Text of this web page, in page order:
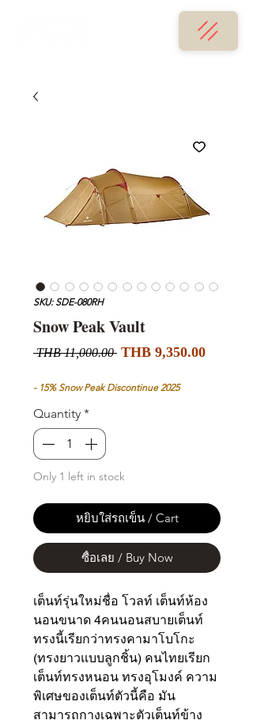
SKU: SDE-080RH
Snow Peak Vault
THB 11,000.00 Regular
THB 9,350.00Sale
- 15% Snow Peak Discontinue 2025
Quantity *
Only 1 left in stock
หยิบใส่รถเข็น / Cart
ซื้อเลย / Buy Now
เต็นท์รุ่นใหม่ชื่อ โวลท์ เต็นท์ห้อง
นอนขนาด 4คนนอนสบายเต็นท์
ทรงนี้เรียกว่าทรงคามาโบโกะ
(ทรงยาวแบบลูกชิ้น) คนไทยเรียก
เต็นท์ทรงหนอน ทรงอุโมงค์ ความ
พิเศษของเต็นท์ตัวนี้คือ มัน
สามารถกางเฉพาะตัวเต็นท์ข้าง